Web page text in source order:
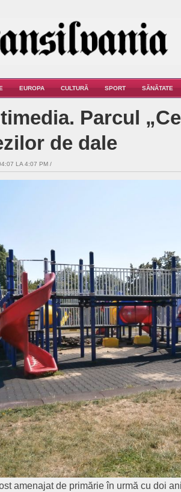
EUROPA CULTURĂ SPORT SĂNĂTATE
Parcul
de dale
LA 4:07 PM /
amenajat de primărie în urmă cu doi